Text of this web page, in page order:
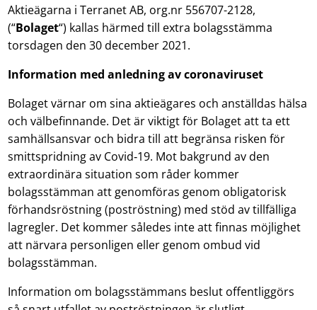
Aktieägarna i Terranet AB, org.nr 556707-2128,
(“Bolaget“) kallas härmed till extra bolagsstämma
torsdagen den 30 december 2021.
Information med anledning av coronaviruset
Bolaget värnar om sina aktieägares och anställdas hälsa
och välbefinnande. Det är viktigt för Bolaget att ta ett
samhällsansvar och bidra till att begränsa risken för
smittspridning av Covid‑19. Mot bakgrund av den
extraordinära situation som råder kommer
bolagsstämman att genomföras genom obligatorisk
förhandsröstning (poströstning) med stöd av tillfälliga
lagregler. Det kommer således inte att finnas möjlighet
att närvara personligen eller genom ombud vid
bolagsstämman.
Information om bolagsstämmans beslut offentliggörs